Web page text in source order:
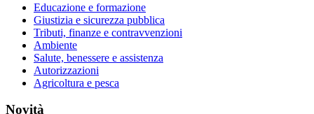
Educazione e formazione
Giustizia e sicurezza pubblica
Tributi, finanze e contravvenzioni
Ambiente
Salute, benessere e assistenza
Autorizzazioni
Agricoltura e pesca
Novità